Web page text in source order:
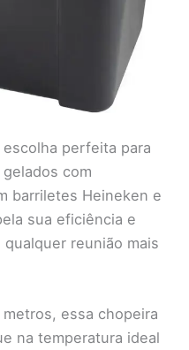
escolha perfeita para
com
barriletes Heineken e
sua eficiência e
reunião mais
essa chopeira
na temperatura ideal